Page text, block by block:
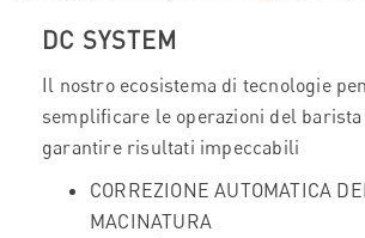
DC SYSTEM
Il nostro ecosistema di tecnologie
semplificare le operazioni del
garantire risultati impeccabili
CORREZIONE AUTOMATICA
MACINATURA